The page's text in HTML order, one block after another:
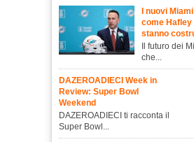
I nuovi
come Hafley
stanno
Il futuro dei
che...
DAZEROADIECI Week in
Review: Super Bowl
Weekend
DAZEROADIECI ti racconta il
Super Bowl...